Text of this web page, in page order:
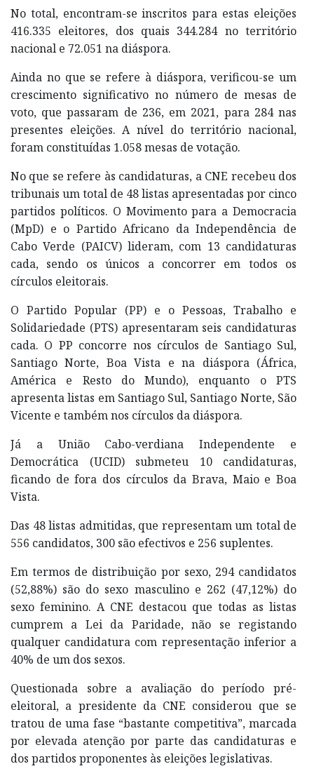
No total, encontram-se inscritos para estas eleições
416.335 eleitores, dos quais 344.284 no território
nacional e 72.051 na diáspora.
Ainda no que se refere à diáspora, verificou-se um
crescimento significativo no número de mesas de
voto, que passaram de 236, em 2021, para 284 nas
presentes eleições. A nível do território nacional,
foram constituídas 1.058 mesas de votação.
No que se refere às candidaturas, a CNE recebeu dos
tribunais um total de 48 listas apresentadas por cinco
partidos políticos. O Movimento para a Democracia
(MpD) e o Partido Africano da Independência de
Cabo Verde (PAICV) lideram, com 13 candidaturas
cada, sendo os únicos a concorrer em todos os
círculos eleitorais.
O Partido Popular (PP) e o Pessoas, Trabalho e
Solidariedade (PTS) apresentaram seis candidaturas
cada. O PP concorre nos círculos de Santiago Sul,
Santiago Norte, Boa Vista e na diáspora (África,
América e Resto do Mundo), enquanto o PTS
apresenta listas em Santiago Sul, Santiago Norte, São
Vicente e também nos círculos da diáspora.
Já a União Cabo-verdiana Independente e
Democrática (UCID) submeteu 10 candidaturas,
ficando de fora dos círculos da Brava, Maio e Boa
Vista.
Das 48 listas admitidas, que representam um total de
556 candidatos, 300 são efectivos e 256 suplentes.
Em termos de distribuição por sexo, 294 candidatos
(52,88%) são do sexo masculino e 262 (47,12%) do
sexo feminino. A CNE destacou que todas as listas
cumprem a Lei da Paridade, não se registando
qualquer candidatura com representação inferior a
40% de um dos sexos.
Questionada sobre a avaliação do período pré-
eleitoral, a presidente da CNE considerou que se
tratou de uma fase “bastante competitiva”, marcada
por elevada atenção por parte das candidaturas e
dos partidos proponentes às eleições legislativas.